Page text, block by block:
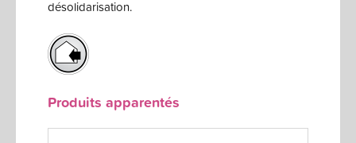
désolidarisation.
Produits apparentés